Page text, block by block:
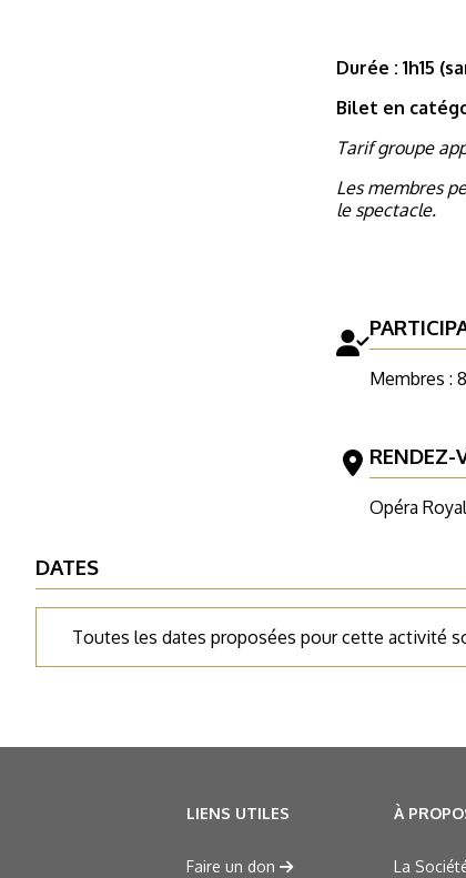
Durée : 1h15
Bilet en
Tarif groupe
Les membres
le spectacle.
Membres :
RENDEZ-
Opéra Royal
DATES
Toutes les dates proposées pour cette activité
LIENS UTILES
Faire un don
À
La